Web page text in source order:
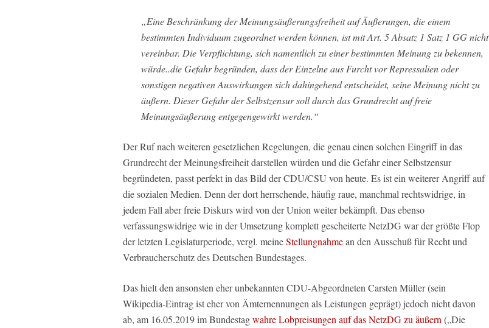
„Eine Beschränkung der Meinungsäußerungsfreiheit auf Äußerungen, die einem
bestimmten Individuum zugeordnet werden können, ist mit Art. 5 Absatz 1 Satz 1 GG nicht
vereinbar. Die Verpflichtung, sich namentlich zu einer bestimmten Meinung zu bekennen,
würde..die Gefahr begründen, dass der Einzelne aus Furcht vor Repressalien oder
sonstigen negativen Auswirkungen sich dahingehend entscheidet, seine Meinung nicht zu
äußern. Dieser Gefahr der Selbstzensur soll durch das Grundrecht auf freie
Meinungsäußerung entgegengewirkt werden.“
Der Ruf nach weiteren gesetzlichen Regelungen, die genau einen solchen Eingriff in das
Grundrecht der Meinungsfreiheit darstellen würden und die Gefahr einer Selbstzensur
begründeten, passt perfekt in das Bild der CDU/CSU von heute. Es ist ein weiterer Angriff auf
die sozialen Medien. Denn der dort herrschende, häufig raue, manchmal rechtswidrige, in
jedem Fall aber freie Diskurs wird von der Union weiter bekämpft. Das ebenso
verfassungswidrige wie in der Umsetzung komplett gescheiterte NetzDG war der größte Flop
der letzten Legislaturperiode, vergl. meineStellungnahmean den Ausschuß für Recht und
Verbraucherschutz des Deutschen Bundestages.
Das hielt den ansonsten eher unbekannten CDU-Abgeordneten Carsten Müller (sein
Wikipedia-Eintrag ist eher von Ämternennungen als Leistungen geprägt) jedoch nicht davon
ab, am 16.05.2019 im Bundestagwahre Lobpreisungen auf das NetzDG zu äußern („Die